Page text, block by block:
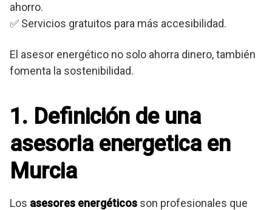
ahorro.
✅ Servicios gratuitos para más accesibilidad.
El asesor energético no solo ahorra dinero, también
fomenta la sostenibilidad.
1. Definición de una
asesoria energetica en
Murcia
Los asesores energéticos son profesionales que